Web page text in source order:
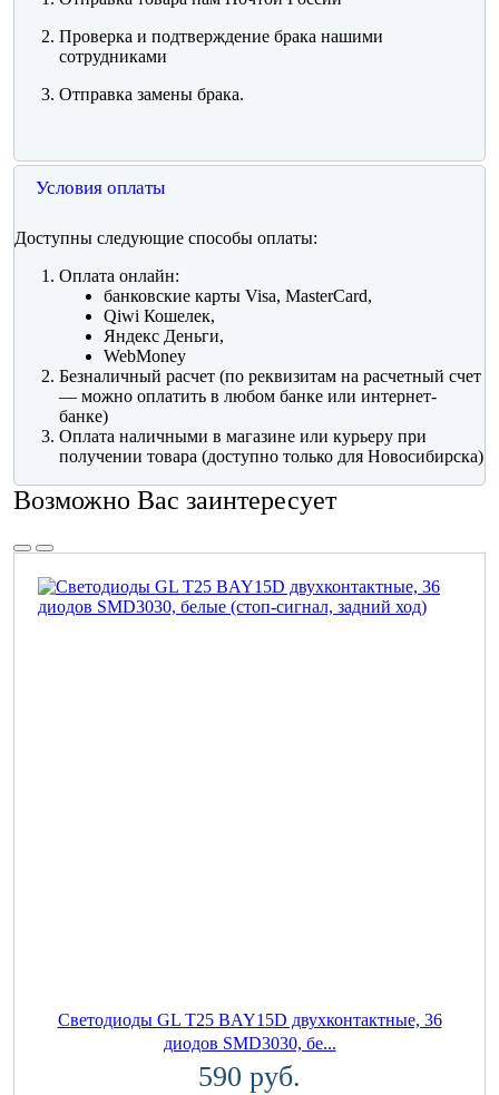
Проверка и подтверждение брака нашими
сотрудниками
Отправка замены брака.
Условия оплаты
Доступны следующие способы оплаты:
Оплата онлайн:
банковские карты Visa, MasterCard,
Qiwi Кошелек,
Яндекс Деньги,
WebMoney
Безналичный расчет (по реквизитам на расчетный счет
— можно оплатить в любом банке или интернет-
банке)
Оплата наличными в магазине или курьеру при
получении товара (доступно только для Новосибирска)
Возможно Вас заинтересует
Светодиоды GL T25 BAY15D двухконтактные, 36
диодов SMD3030, бе...
590 руб.